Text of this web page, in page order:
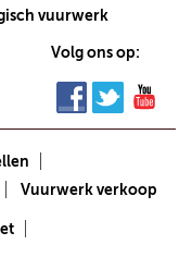
vuurwerk
Volg ons op:
Vuurwerk verkoop